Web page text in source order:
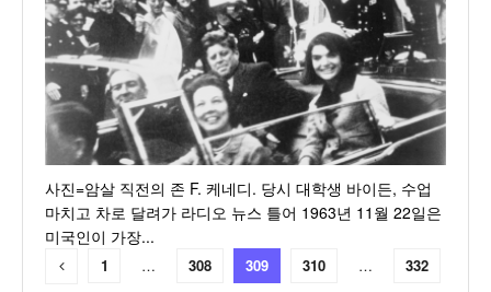
사진=암살 직전의 존 F. 케네디. 당시 대학생 바이든, 수업
마치고 차로 달려가 라디오 뉴스 틀어 1963년 11월 22일은
미국인이 가장...
1 … 308 309 310 … 332